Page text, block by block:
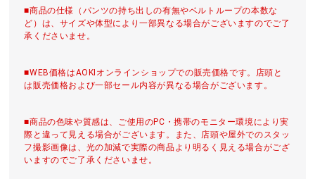
■商品の仕様（パンツの持ち出しの有無やベルトループの本数な
ど）は、サイズや体型により一部異なる場合がございますのでご了
承くださいませ。
■WEB価格はAOKIオンラインショップでの販売価格です。店頭と
は販売価格および一部セール内容が異なる場合がございます。
■商品の色味や質感は、ご使用のPC・携帯のモニター環境により実
際と違って見える場合がございます。また、店頭や屋外でのスタッ
フ撮影画像は、光の加減で実際の商品より明るく見える場合がござ
いますのでご了承くださいませ。